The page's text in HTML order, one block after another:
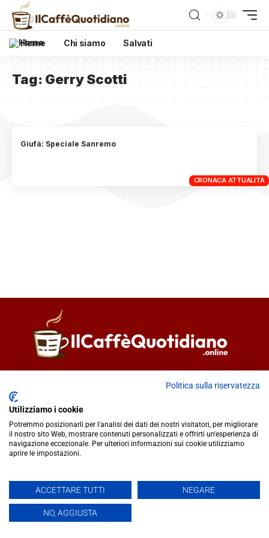
Home Chi siamo Salvati
Tag: Gerry Scotti
CRONACA ATTUALITÀ
Giufà: Speciale Sanremo
redazione@ilcaffequotidiano.online
C.F. 92076900858
Chi siamo
Privacy & Cookie Policy
IlCaffèQuotidiano.online è una testata giornalistica registrata
presso il Tribunale di Caltanissetta n.02/2024 del 17/07/2024 |
Realizzato da
Politica sulla riservatezza
Utilizziamo i cookie
Potremmo posizionarli per l'analisi dei dati dei nostri visitatori, per migliorare
il nostro sito Web, mostrare contenuti personalizzati e offrirti un'esperienza di
navigazione eccezionale. Per ulteriori informazioni sui cookie utilizziamo
aprire le impostazioni.
ACCETTARE TUTTI NEGARE
NO, AGGIUSTA